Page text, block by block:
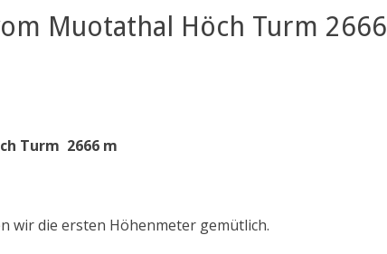
Muotathal Höch Turm 2666
Turm 2666 m
wir die ersten Höhenmeter gemütlich.